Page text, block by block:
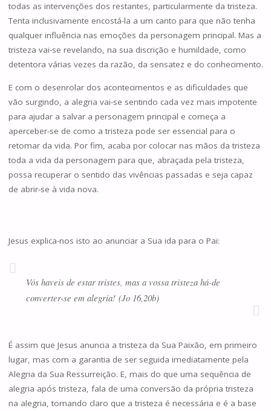
todas as intervenções dos restantes, particularmente da tristeza.
Tenta inclusivamente encostá-la a um canto para que não tenha
qualquer influência nas emoções da personagem principal. Mas a
tristeza vai-se revelando, na sua discrição e humildade, como
detentora várias vezes da razão, da sensatez e do conhecimento.
E com o desenrolar dos acontecimentos e as dificuldades que
vão surgindo, a alegria vai-se sentindo cada vez mais impotente
para ajudar a salvar a personagem principal e começa a
aperceber-se de como a tristeza pode ser essencial para o
retomar da vida. Por fim, acaba por colocar nas mãos da tristeza
toda a vida da personagem para que, abraçada pela tristeza,
possa recuperar o sentido das vivências passadas e seja capaz
de abrir-se à vida nova.
Jesus explica-nos isto ao anunciar a Sua ida para o Pai:
Vós haveis de estar tristes, mas a vossa tristeza há-de
converter-se em alegria! (Jo 16,20b)
É assim que Jesus anuncia a tristeza da Sua Paixão, em primeiro
lugar, mas com a garantia de ser seguida imediatamente pela
Alegria da Sua Ressurreição. E, mais do que uma sequência de
alegria após tristeza, fala de uma conversão da própria tristeza
na alegria, tornando claro que a tristeza é necessária e é a base